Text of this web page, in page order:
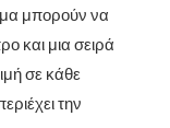
μπορούν να
και μια σειρά
σε κάθε
την